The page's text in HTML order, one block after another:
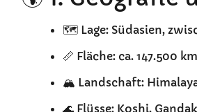
🗺️ Lage: Südasien,
📏 Fläche: ca. 147.500
🏔️ Landschaft:
🌊 Flüsse: Koshi,